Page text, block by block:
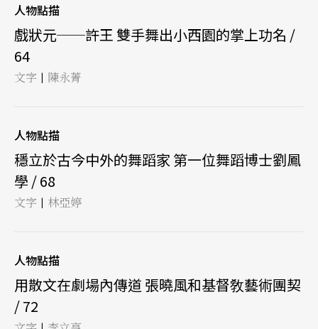
人物點描
戲狀元──許王 雙手舞出小西園的掌上功名 /
64
文字 | 陳永菁
人物點描
穩立於古今中外的舞蹈家 第一位舞蹈博士劉鳳
學 / 68
文字 | 林亞婷
人物點描
用散文在劇場內傳道 張曉風和基督敎藝術團契
/ 72